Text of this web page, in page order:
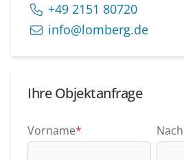
+49 2151 80720
info@lomberg.de
Ihre Objektanfrage
Vorname*